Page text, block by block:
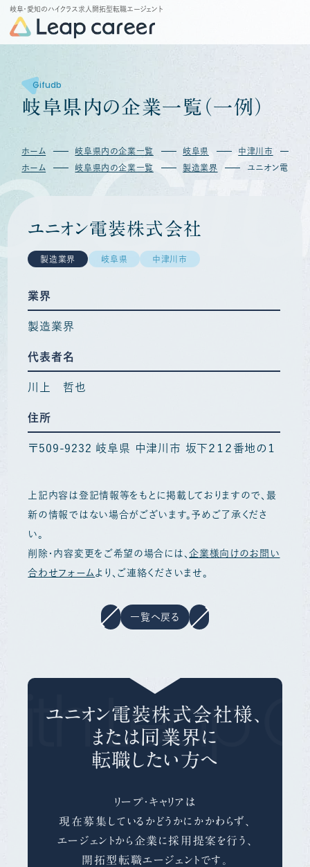
岐阜・愛知のハイクラス求人開拓型転職エージェント
Gifudb
岐阜県 内の企業一覧 （ 一例 ）
ホーム 岐阜県内の企業一覧 岐阜県 中津川市
ホーム
岐阜県内の企業一覧 製造業界 ユニオン電装株
ユニオン電装株式会社
製造業界 岐阜県 中津川市
業界
製造業界
代表者名
川上 哲也
住所
〒509-9232 岐阜県 中津川市 坂下２１２番地の１
上記内容は登記情報等をもとに掲載しておりますので、最
新の情報ではない場合がございます。予めご了承くださ
い。
削除・内容変更をご希望の場合には、企業様向けのお問い
合わせフォーム より、ご連絡くださいませ。
一覧へ戻る
Leap
ユニオン電装株式会社様、
または同業界に
転職したい方へ
リープ・キャリアは
現在募集しているかどうかにかかわらず、
エージェントから企業に採用提案を行う、
開拓型転職エージェントです。